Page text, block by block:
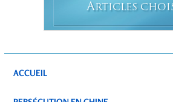
ARTICLES
ACCUEIL